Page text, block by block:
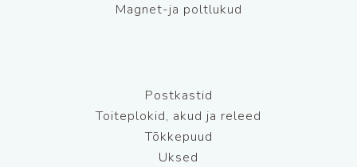
Magnet-ja poltlukud
Postkastid
Toiteplokid, akud ja releed
Tõkkepuud
Uksed